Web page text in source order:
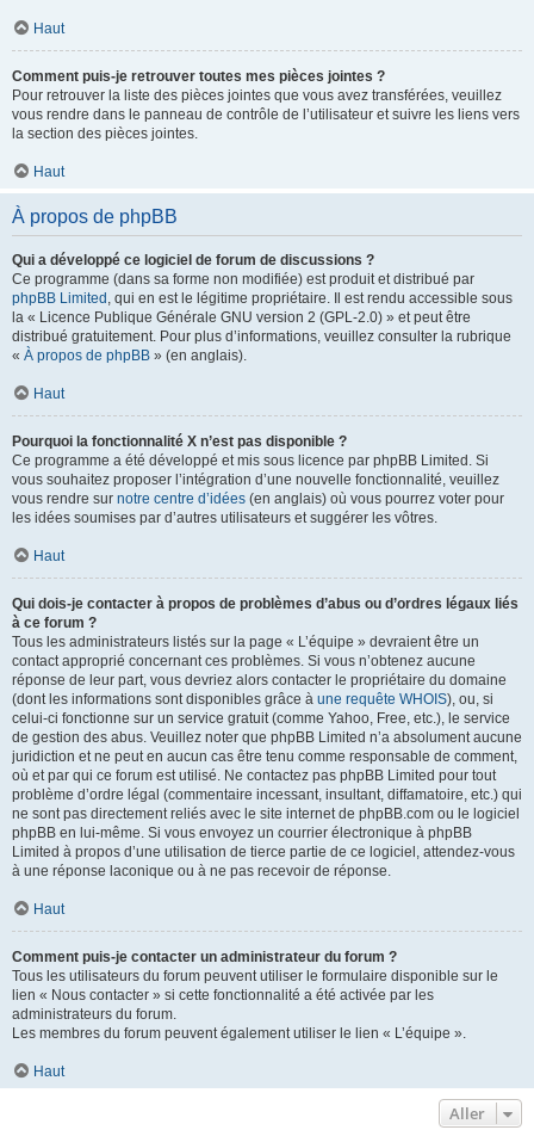
Haut
Comment puis-je retrouver toutes mes pièces jointes ?
Pour retrouver la liste des pièces jointes que vous avez transférées, veuillez
vous rendre dans le panneau de contrôle de l’utilisateur et suivre les liens vers
la section des pièces jointes.
Haut
À propos de phpBB
Qui a développé ce logiciel de forum de discussions ?
Ce programme (dans sa forme non modifiée) est produit et distribué par
phpBB Limited , qui en est le légitime propriétaire. Il est rendu accessible sous
la « Licence Publique Générale GNU version 2 (GPL-2.0) » et peut être
distribué gratuitement. Pour plus d’informations, veuillez consulter la rubrique
« À propos de phpBB » (en anglais).
Haut
Pourquoi la fonctionnalité X n’est pas disponible ?
Ce programme a été développé et mis sous licence par phpBB Limited. Si
vous souhaitez proposer l’intégration d’une nouvelle fonctionnalité, veuillez
vous rendre sur notre centre d’idées (en anglais) où vous pourrez voter pour
les idées soumises par d’autres utilisateurs et suggérer les vôtres.
Haut
Qui dois-je contacter à propos de problèmes d’abus ou d’ordres légaux liés
à ce forum ?
Tous les administrateurs listés sur la page « L’équipe » devraient être un
contact approprié concernant ces problèmes. Si vous n’obtenez aucune
réponse de leur part, vous devriez alors contacter le propriétaire du domaine
(dont les informations sont disponibles grâce à une requête WHOIS), ou, si
celui-ci fonctionne sur un service gratuit (comme Yahoo, Free, etc.), le service
de gestion des abus. Veuillez noter que phpBB Limited n’a absolument aucune
juridiction et ne peut en aucun cas être tenu comme responsable de comment,
où et par qui ce forum est utilisé. Ne contactez pas phpBB Limited pour tout
problème d’ordre légal (commentaire incessant, insultant, diffamatoire, etc.) qui
ne sont pas directement reliés avec le site internet de phpBB.com ou le logiciel
phpBB en lui-même. Si vous envoyez un courrier électronique à phpBB
Limited à propos d’une utilisation de tierce partie de ce logiciel, attendez-vous
à une réponse laconique ou à ne pas recevoir de réponse.
Haut
Comment puis-je contacter un administrateur du forum ?
Tous les utilisateurs du forum peuvent utiliser le formulaire disponible sur le
lien « Nous contacter » si cette fonctionnalité a été activée par les
administrateurs du forum.
Les membres du forum peuvent également utiliser le lien « L’équipe ».
Haut
Aller